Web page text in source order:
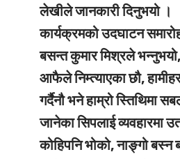
लेखीले जानकारी दिनुभयो ।
कार्यक्रमको उदघाटन
बसन्त कुमार मिश्रले भन्नुभयो,
आफैले निम्त्याएका छौ,
गर्दैनौ भने हाम्रो स्तिथिमा
जानेका सिपलाई व्यवहारमा
कोहिपनि भोको, नाङ्गो बस्न